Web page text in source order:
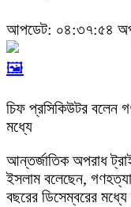
আপডেট: ০৪:৩৭:৫৪
🖼️
চিফ প্রসিকিউটর বলেন
মধ্যে
আন্তর্জাতিক অপরাধ
ইসলাম বলেছেন,
বছরের ডিসেম্বরের